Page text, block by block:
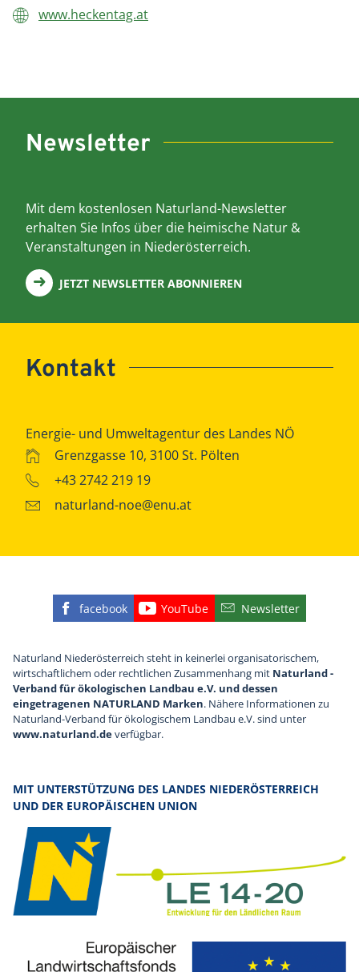
www.heckentag.at
Newsletter
Mit dem kostenlosen Naturland-Newsletter
erhalten Sie Infos über die heimische Natur &
Veranstaltungen in Niederösterreich.
JETZT NEWSLETTER ABONNIEREN
Kontakt
Energie- und Umweltagentur des Landes NÖ
Grenzgasse 10, 3100 St. Pölten
+43 2742 219 19
naturland-noe@enu.at
Finden Sie die eNu auf Facebook
facebook Besuchen Sie den
YouTube Abonnieren Sie
Newsletter
Naturland Niederösterreich steht in keinerlei organisatorischem,
wirtschaftlichem oder rechtlichen Zusammenhang mit Naturland -
Verband für ökologischen Landbau e.V. und dessen
eingetragenen NATURLAND Marken. Nähere Informationen zu
Naturland-Verband für ökologischem Landbau e.V. sind unter
www.naturland.deverfügbar.
MIT UNTERSTÜTZUNG DES LANDES NIEDERÖSTERREICH
UND DER EUROPÄISCHEN UNION